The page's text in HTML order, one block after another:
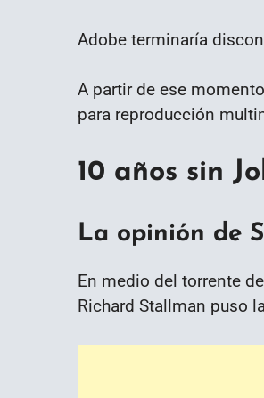
Adobe terminaría
A partir de ese
para reproducción
10 años sin
La opinión de
En medio del torrente
Richard Stallman puso